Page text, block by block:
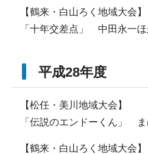
【鶴来・白山ろく地域大会】
「十年交差点」 中田永一
平成28年度
【松任・美川地域大会】
「伝説のエンドーくん」
【鶴来・白山ろく地域大会】